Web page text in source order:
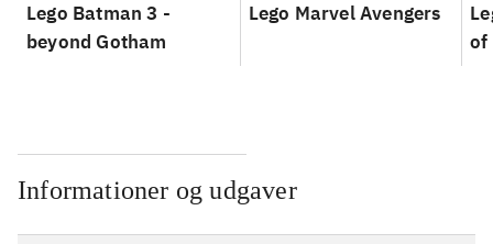
Lego Batman 3 -
beyond Gotham
Lego Marvel Avengers
of
Informationer og udgaver